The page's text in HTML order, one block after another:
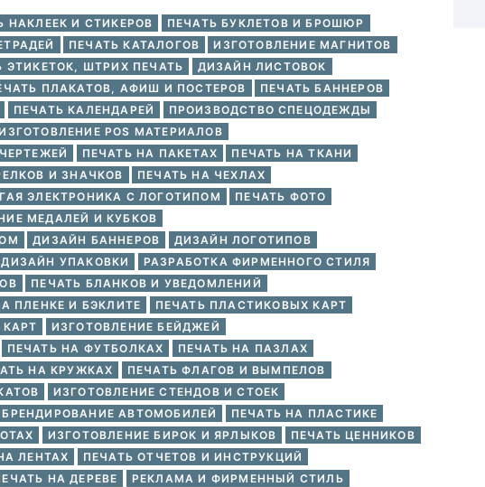
НАКЛЕЕК И СТИКЕРОВ
ПЕЧАТЬ БУКЛЕТОВ И БРОШЮР
ПЕЧАТЬ КАТАЛОГОВ
ИЗГОТОВЛЕНИЕ МАГНИТОВ
ЭТИКЕТОК, ШТРИХ ПЕЧАТЬ
ДИЗАЙН ЛИСТОВОК
ПЛАКАТОВ, АФИШ И ПОСТЕРОВ
ПЕЧАТЬ БАННЕРОВ
ПЕЧАТЬ КАЛЕНДАРЕЙ
ПРОИЗВОДСТВО СПЕЦОДЕЖДЫ
ИЗГОТОВЛЕНИЕ POS МАТЕРИАЛОВ
ПЕЧАТЬ НА ПАКЕТАХ
ПЕЧАТЬ НА ТКАНИ
И ЗНАЧКОВ
ПЕЧАТЬ НА ЧЕХЛАХ
ЭЛЕКТРОНИКА С ЛОГОТИПОМ
ПЕЧАТЬ ФОТО
МЕДАЛЕЙ И КУБКОВ
ДИЗАЙН БАННЕРОВ
ДИЗАЙН ЛОГОТИПОВ
ДИЗАЙН УПАКОВКИ
РАЗРАБОТКА ФИРМЕННОГО СТИЛЯ
ПЕЧАТЬ БЛАНКОВ И УВЕДОМЛЕНИЙ
ПЛЕНКЕ И БЭКЛИТЕ
ПЕЧАТЬ ПЛАСТИКОВЫХ КАРТ
ИЗГОТОВЛЕНИЕ БЕЙДЖЕЙ
ПЕЧАТЬ НА ФУТБОЛКАХ
ПЕЧАТЬ НА ПАЗЛАХ
НА КРУЖКАХ
ПЕЧАТЬ ФЛАГОВ И ВЫМПЕЛОВ
ИЗГОТОВЛЕНИЕ СТЕНДОВ И СТОЕК
БРЕНДИРОВАНИЕ АВТОМОБИЛЕЙ
ПЕЧАТЬ НА ПЛАСТИКЕ
ИЗГОТОВЛЕНИЕ БИРОК И ЯРЛЫКОВ
ПЕЧАТЬ ЦЕННИКОВ
ЛЕНТАХ
ПЕЧАТЬ ОТЧЕТОВ И ИНСТРУКЦИЙ
НА ДЕРЕВЕ РЕКЛАМА И ФИРМЕННЫЙ СТИЛЬ